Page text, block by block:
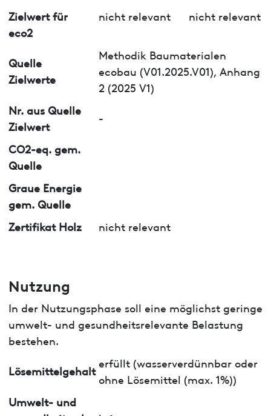
Zielwert für
eco2
nicht relevant nicht relevant
Quelle
Zielwerte
Methodik Baumaterialen
ecobau (V01.2025.V01), Anhang
2 (2025 V1)
Nr. aus Quelle
Zielwert
-
CO2-eq. gem.
Quelle
Graue Energie
gem. Quelle
Zertifikat Holz
nicht relevant
Nutzung
In der Nutzungsphase soll eine möglichst geringe
umwelt- und gesundheitsrelevante Belastung
bestehen.
Lösemittelgehalt
erfüllt (wasserverdünnbar oder
ohne Lösemittel (max. 1%))
Umwelt- und